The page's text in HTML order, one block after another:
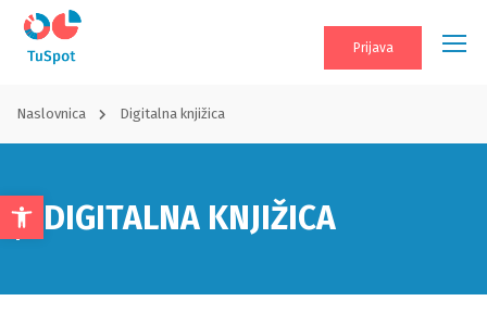
Open
Prijava
Naslovnica Digitalna knjižica
DIGITALNA KNJIŽICA